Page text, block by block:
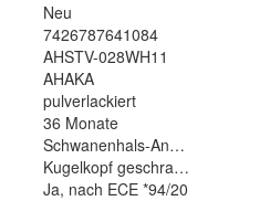
Neu
7426787641084
AHSTV-028WH11
AHAKA
pulverlackiert
36 Monate
Schwanenhals-Anhängerkupplun
Kugelkopf geschraubt (starr)
Ja, nach ECE *94/20